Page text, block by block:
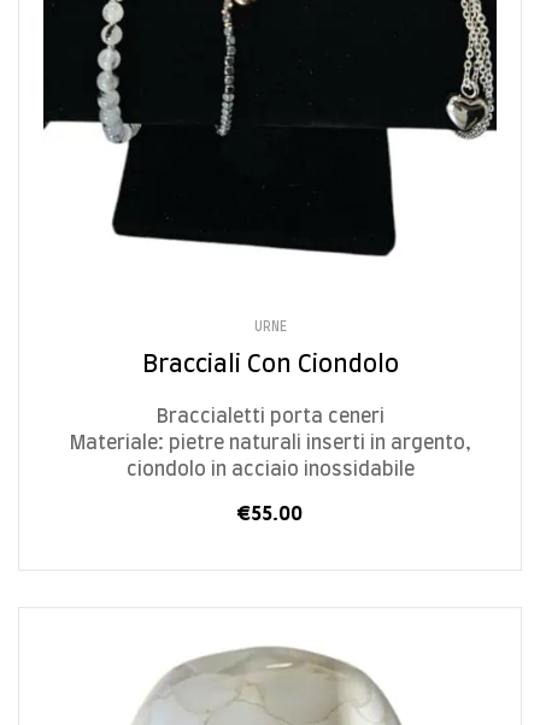
URNE
Bracciali Con Ciondolo
Braccialetti porta ceneri
Materiale: pietre naturali inserti in argento,
ciondolo in acciaio inossidabile
€55.00